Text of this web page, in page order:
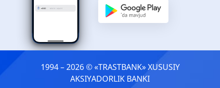
1994 – 2026 © «TRASTBANK» ХUSUSIY
AKSIYADORLIK BANKI